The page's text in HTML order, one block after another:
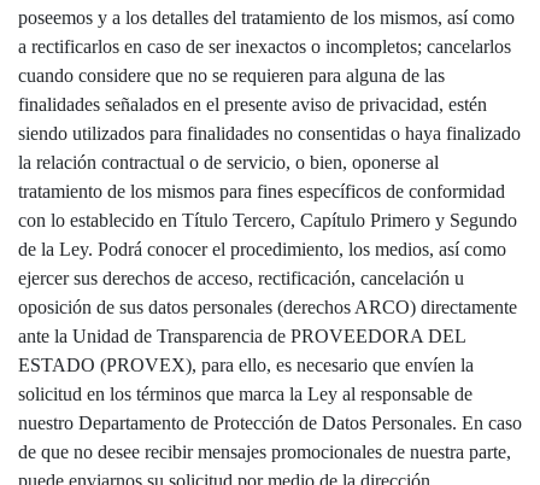
poseemos y a los detalles del tratamiento de los mismos, así como
a rectificarlos en caso de ser inexactos o incompletos; cancelarlos
cuando considere que no se requieren para alguna de las
finalidades señalados en el presente aviso de privacidad, estén
siendo utilizados para finalidades no consentidas o haya finalizado
la relación contractual o de servicio, o bien, oponerse al
tratamiento de los mismos para fines específicos de conformidad
con lo establecido en Título Tercero, Capítulo Primero y Segundo
de la Ley. Podrá conocer el procedimiento, los medios, así como
ejercer sus derechos de acceso, rectificación, cancelación u
oposición de sus datos personales (derechos ARCO) directamente
ante la Unidad de Transparencia de PROVEEDORA DEL
ESTADO (PROVEX), para ello, es necesario que envíen la
solicitud en los términos que marca la Ley al responsable de
nuestro Departamento de Protección de Datos Personales. En caso
de que no desee recibir mensajes promocionales de nuestra parte,
puede enviarnos su solicitud por medio de la dirección